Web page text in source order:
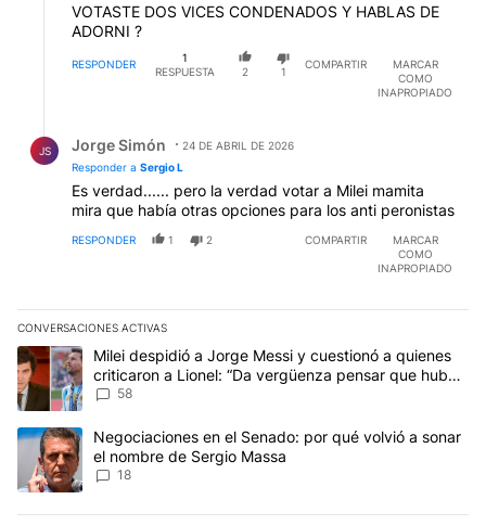
VOTASTE DOS VICES CONDENADOS Y HABLAS DE
ADORNI ?
RESPONDER
1
RESPUESTA
2 1
COMPARTIR
MARCAR
COMO
INAPROPIADO
JS Jorge Simón
24 DE ABRIL DE 2026
Responder a Sergio L
Es verdad...... pero la verdad votar a Milei mamita
mira que había otras opciones para los anti peronistas
RESPONDER 1 2 COMPARTIR
MARCAR
COMO
INAPROPIADO
CONVERSACIONES ACTIVAS
Este listado muestra los artículos con más comentarios en los
Un artículo de tendencia con el título "Milei despidió a Jorge
Milei despidió a Jorge Messi y cuestionó a quienes
criticaron a Lionel: “Da vergüenza pensar que hubo
anti-Messi”
58
Un artículo de tendencia con el título "Negociaciones en el
Negociaciones en el Senado: por qué volvió a sonar
el nombre de Sergio Massa
18